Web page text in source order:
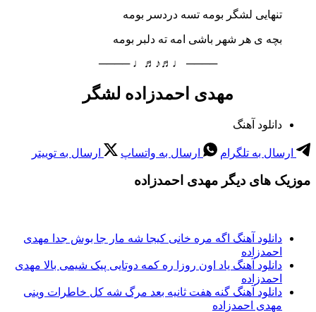
تنهایی لشگر بومه تسه دردسر بومه
بچه ی هر شهر باشی امه ته دلبر بومه
──── ♩♬♪♬♩ ────
مهدی احمدزاده لشگر
دانلود آهنگ
ارسال به تلگرام ارسال به واتساپ ارسال به توییتر
موزیک های دیگر مهدی احمدزاده
دانلود آهنگ اگه مره خانی کیجا شه مار جا بوش جدا مهدی
احمدزاده
دانلود آهنگ یاد اون روزا ره کمه دوتایی پیک شیمی بالا مهدی
احمدزاده
دانلود آهنگ گنه هفت ثانیه بعد مرگ شه کل خاطرات وینی
مهدی احمدزاده